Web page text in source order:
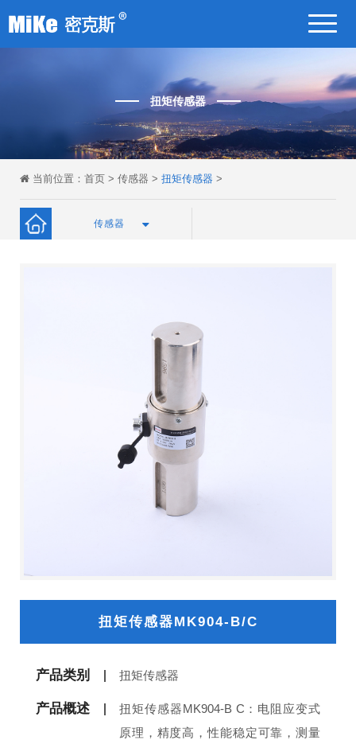
扭矩传感器
当前位置： 首页 > 传感器 > 扭矩传感器 >
传感器
扭矩传感器MK904-B/C
产品类别 扭矩传感器
产品概述
扭矩传感器MK904-B C：电阻应变式
原理，精度高，性能稳定可靠，测量